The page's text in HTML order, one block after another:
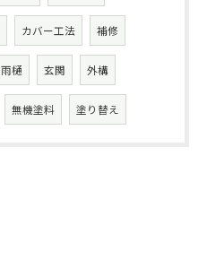
カバー工法 補修
雨樋 玄関 外構
無機塗料 塗り替え